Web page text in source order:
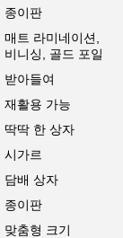
종이판
매트 라미네이션, 발
비니싱, 골드 포일
받아들여
재활용 가능
딱딱 한 상자
시가르
담배 상자
종이판
맞춤형 크기